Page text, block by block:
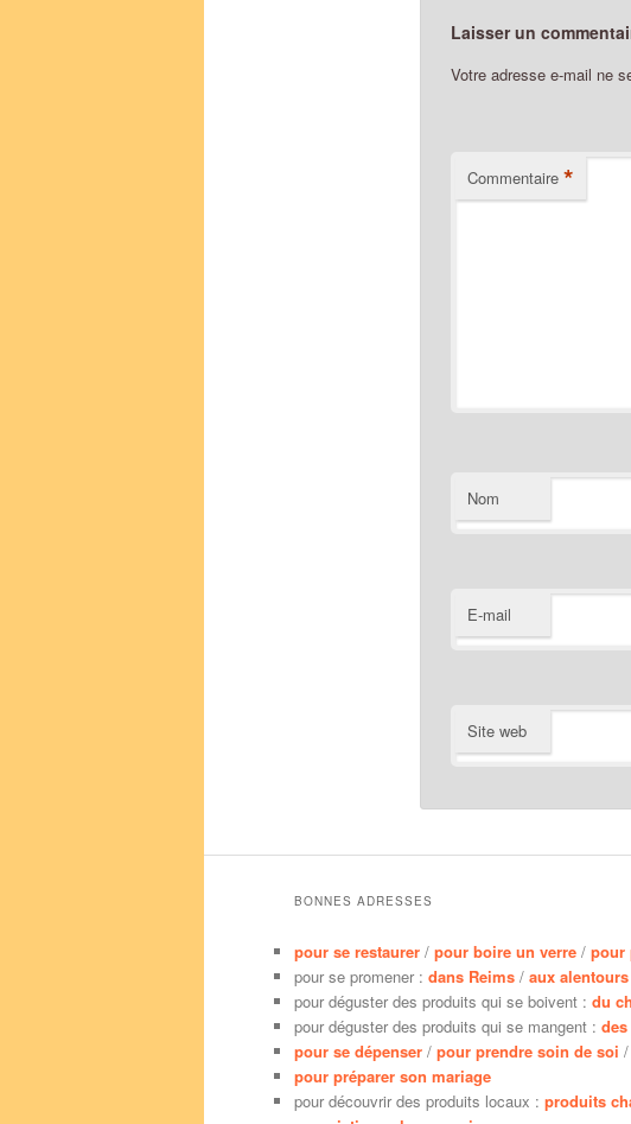
Laisser un
Votre adresse e-mail ne
Commentaire *
Nom
E-mail
Site web
BONNES ADRESSES
pour se restaurer / pour boire un verre / pour
pour se promener : dans Reims / aux alentours
pour déguster des produits qui se boivent : du
pour déguster des produits qui se mangent :
pour se dépenser / pour prendre soin de soi /
pour préparer son mariage
pour découvrir des produits locaux : produits